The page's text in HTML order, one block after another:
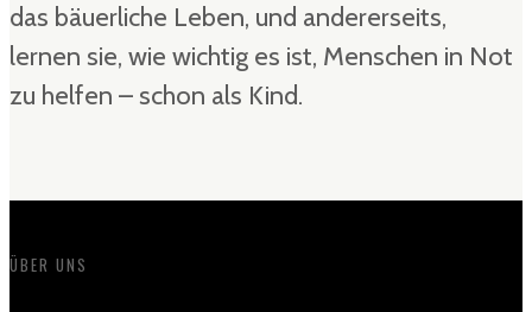
das bäuerliche Leben, und andererseits,
lernen sie, wie wichtig es ist, Menschen in Not
zu helfen – schon als Kind.
ÜBER UNS